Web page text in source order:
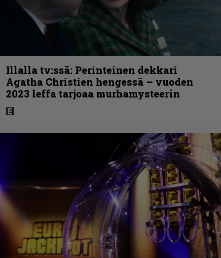
Illalla tv:ssä: Perinteinen dekkari
Agatha Christien hengessä – vuoden
2023 leffa tarjoaa murhamysteerin